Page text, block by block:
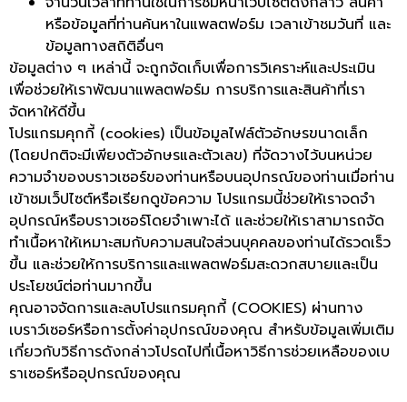
หรือข้อมูลที่ท่านค้นหาในแพลตฟอร์ม เวลาเข้าชมวันที่ และ
ข้อมูลทางสถิติอื่นๆ
ข้อมูลต่าง ๆ เหล่านี้ จะถูกจัดเก็บเพื่อการวิเคราะห์และประเมิน
เพื่อช่วยให้เราพัฒนาแพลตฟอร์ม การบริการและสินค้าที่เรา
จัดหาให้ดีขึ้น
โปรแกรมคุกกี้ (cookies) เป็นข้อมูลไฟล์ตัวอักษรขนาดเล็ก
(โดยปกติจะมีเพียงตัวอักษรและตัวเลข) ที่จัดวางไว้บนหน่วย
ความจำของบราวเซอร์ของท่านหรือบนอุปกรณ์ของท่านเมื่อท่าน
เข้าชมเว็ปไซต์หรือเรียกดูข้อความ โปรแกรมนี้ช่วยให้เราจดจำ
อุปกรณ์หรือบราวเซอร์โดยจำเพาะได้ และช่วยให้เราสามารถจัด
ทำเนื้อหาให้เหมาะสมกับความสนใจส่วนบุคคลของท่านได้รวดเร็ว
ขึ้น และช่วยให้การบริการและแพลตฟอร์มสะดวกสบายและเป็น
ประโยชน์ต่อท่านมากขึ้น
คุณอาจจัดการและลบโปรแกรมคุกกี้ (COOKIES) ผ่านทาง
เบราว์เซอร์หรือการตั้งค่าอุปกรณ์ของคุณ สำหรับข้อมูลเพิ่มเติม
เกี่ยวกับวิธีการดังกล่าวโปรดไปที่เนื้อหาวิธีการช่วยเหลือของเบ
ราเซอร์หรืออุปกรณ์ของคุณ